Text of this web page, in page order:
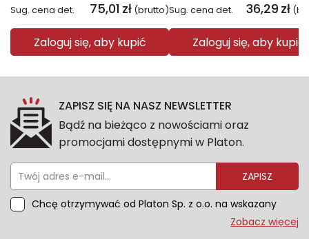
Sug. cena det. 75,01 zł (brutto)
Zaloguj się, aby kupić
Sug. cena det. 36,29 zł
Zaloguj się, aby kupić
ZAPISZ SIĘ NA NASZ NEWSLETTER
Bądź na bieżąco z nowościami oraz
promocjami dostępnymi w Platon.
ZAPISZ
Chcę otrzymywać od Platon Sp. z o.o. na wskazany
przeze mnie adres e-mail informacje marketingowe
Zobacz więcej